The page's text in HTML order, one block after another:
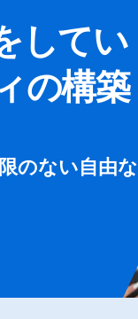
してい
の構築
のない自由な